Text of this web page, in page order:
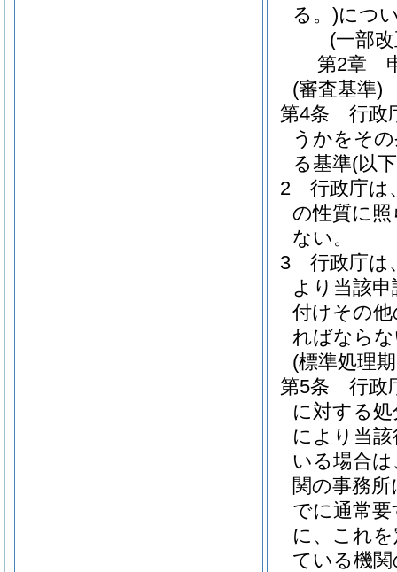
る。)につ
(一部
第2章
(審査基準)
第4条
行政
うかをそ
る基準(以
2
行政庁は
の性質に
ない。
3
行政庁は
より当該
付けその
ればなら
(標準処理
第5条
行政
に対する
により当
いる場合
関の事務
でに通常
に、これ
ている機